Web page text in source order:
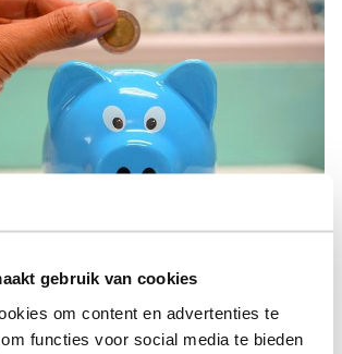
gebruik van cookies
om content en advertenties te
functies voor social media te bieden
bovendien verhoogd van € 30.846
persoon. Dat is een positief punt.
je hebt, hoe aantrekkelijker het
2 te gaan. Het belastingtarief in box 2 is
houdt de bv 15 procent aan